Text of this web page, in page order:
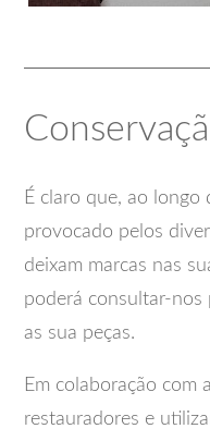
É claro que, ao longo
provocado pelos
deixam marcas nas
poderá consultar-nos
as sua peças.
Em colaboração com
restauradores e